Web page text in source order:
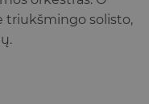
triukšmingo solisto,